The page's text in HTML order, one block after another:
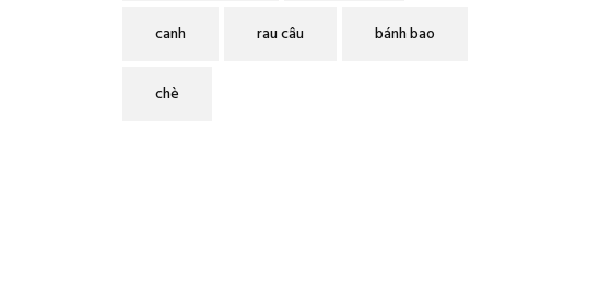
canh rau câu bánh bao
chè